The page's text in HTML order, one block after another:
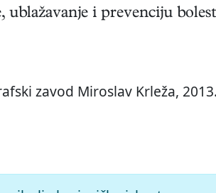
ublažavanje i prevenciju
zavod Miroslav Krleža,